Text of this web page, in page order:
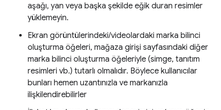
aşağı, yan veya başka şekilde eğik duran resimler
yüklemeyin.
Ekran görüntülerindeki/videolardaki marka bilinci
oluşturma öğeleri, mağaza girişi sayfasındaki diğer
marka bilinci oluşturma öğeleriyle (simge, tanıtım
resimleri vb.) tutarlı olmalıdır. Böylece kullanıcılar
bunları hemen uzantınızla ve markanızla
ilişkilendirebilirler